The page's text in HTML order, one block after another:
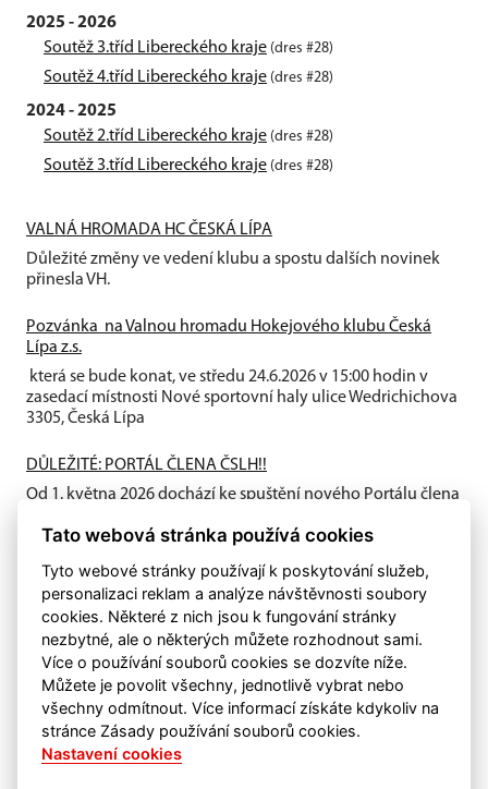
2025 - 2026
Soutěž 3.tříd Libereckého kraje (dres #28)
Soutěž 4.tříd Libereckého kraje (dres #28)
2024 - 2025
Soutěž 2.tříd Libereckého kraje (dres #28)
Soutěž 3.tříd Libereckého kraje (dres #28)
VALNÁ HROMADA HC ČESKÁ LÍPA
Důležité změny ve vedení klubu a spostu dalších novinek
přinesla VH.
Pozvánka na Valnou hromadu Hokejového klubu Česká
Lípa z.s.
která se bude konat, ve středu 24.6.2026 v 15:00 hodin v
zasedací místnosti Nové sportovní haly ulice Wedrichichova
3305, Česká Lípa
DŮLEŽITÉ: PORTÁL ČLENA ČSLH!!
Od 1. května 2026 dochází ke spuštění nového Portálu člena
osob...
Tato webová stránka používá cookies
Tyto webové stránky používají k poskytování služeb,
personalizaci reklam a analýze návštěvnosti soubory
cookies. Některé z nich jsou k fungování stránky
nezbytné, ale o některých můžete rozhodnout sami.
Více o používání souborů cookies se dozvíte níže.
Můžete je povolit všechny, jednotlivě vybrat nebo
všechny odmítnout. Více informací získáte kdykoliv na
stránce Zásady používání souborů cookies.
Nastavení cookies